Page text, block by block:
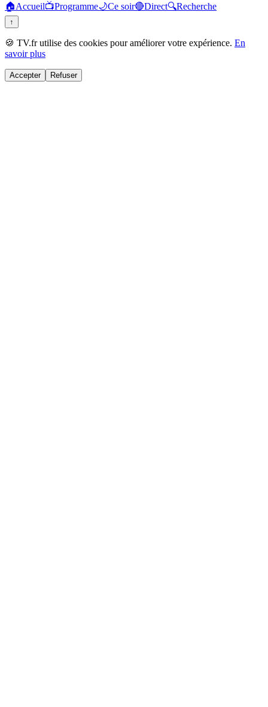
🏠Accueil📺Programme🌙Ce soir🔴Direct🔍Recherche
↑
🍪 TV.fr utilise des cookies pour améliorer votre expérience. En
savoir plus
Accepter Refuser